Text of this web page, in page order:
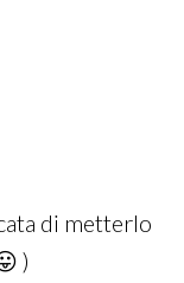
di metterlo
)